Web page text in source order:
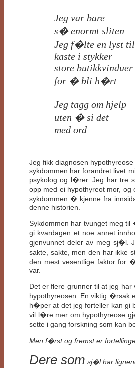
Jeg var bare
s� enormt sliten
Jeg f�lte en lyst
kaste i stykker
store butikkvinduer
for � bli h�rt
Jeg tagg om hjelp
uten � si det
med ord
Jeg fikk diagnosen
sykdommen har forandret livet
psykolog og l�rer. Jeg har tre
opp med ei hypothyreot mor,
sykdommen � kjenne fra
denne historien.
Sykdommen har tvunget meg
gi kvardagen et noe annet
gjenvunnet deler av meg sj�l.
sakte, sakte, men den har
den mest vesentlige faktor
var.
Det er flere grunner til at jeg
hypothyreosen. En viktig �rsak
h�per at det jeg forteller kan gi
vil l�re mer om hypothyreose
sette i gang forskning som kan
Men f�rst og fremst er
Dere som sj�l har